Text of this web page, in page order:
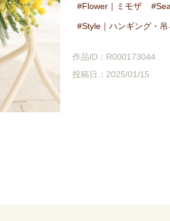
Flower｜ミモザ
Style｜ハンギング・吊
作品ID：R000173044
投稿日：2025/01/15